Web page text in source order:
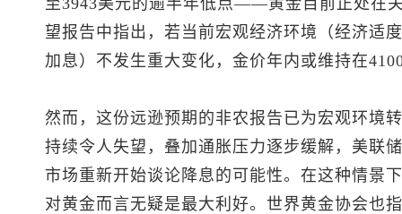
望报告中指出，若当前宏观经济环境（经济适
加息）不发生重大变化，金价年内或维持在
然而，这份远逊预期的非农报告已为宏观环境
持续令人失望，叠加通胀压力逐步缓解，美联
市场重新开始谈论降息的可能性。在这种情景
对黄金而言无疑是最大利好。世界黄金协会也